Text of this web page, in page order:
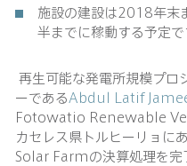
施設の建設は2018年末
半までに稼動する予定で
再生可能な発電所規模プロ
ーであるAbdul Latif
Fotowatio Renewable
カセレス県トルヒーリョ
Solar Farmの決算処理を完